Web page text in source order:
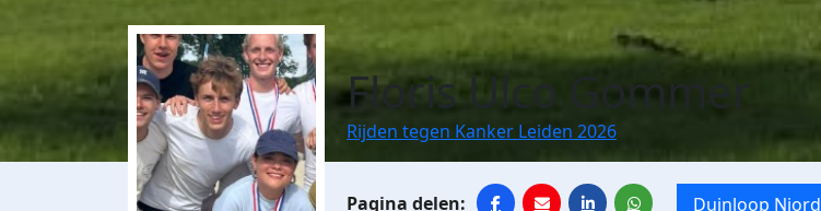
Floris Ulco Gommer
Rijden tegen Kanker Leiden 2026
Duinloop Njord